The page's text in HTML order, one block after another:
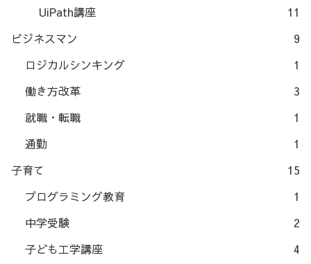
UiPath講座
11
ビジネスマン
9
ロジカルシンキング
1
働き方改革
3
就職・転職
1
通勤
1
子育て
15
プログラミング教育
1
中学受験
2
子ども工学講座
4